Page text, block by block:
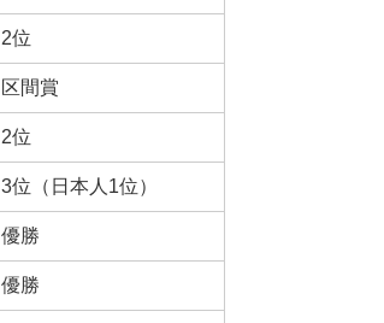
2位
区間賞
2位
3位（日本人1位）
優勝
優勝